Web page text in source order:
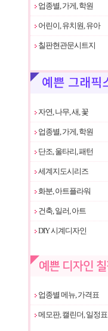
업종별, 가게, 학원
어린이, 유치원, 유아
칠판현관문시트지
자연, 나무, 새, 꽃
업종별, 가게, 학원
단조, 울타리, 패턴
세계지도시리즈
화분, 아트플라워
건축, 일러, 아트
DIY 시계디자인
업종별 메뉴, 가격표
메모판, 캘린더, 일정표